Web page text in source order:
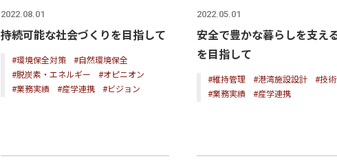
2022.08.01
持続可能な社会づくりを目指して
#環境保全対策
#自然環境保全
#脱炭素・エネルギー
#オピニオン
#業務実績
#産学連携 #ビジョン
2022.05.01
安全で豊かな暮らしを支え
を目指して
#維持管理 #港湾施設設計
#技
#業務実績
#産学連携